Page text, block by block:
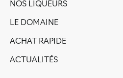
NOS LIQUEURS
LE DOMAINE
ACHAT RAPIDE
ACTUALITÉS